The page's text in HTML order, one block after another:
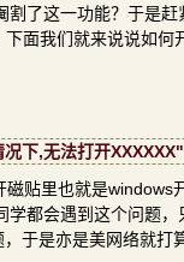
了这一功能？于是
面我们就来说说如何
下,无法打开
贴里也就是
学都会遇到这个问题
于是亦是美网络就